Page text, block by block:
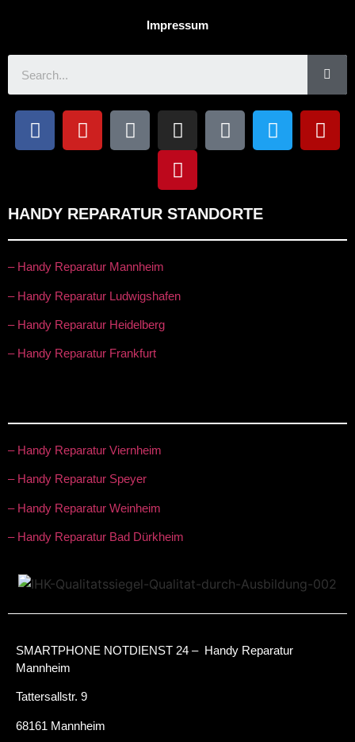
Impressum
HANDY REPARATUR STANDORTE
– Handy Reparatur Mannheim
– Handy Reparatur Ludwigshafen
– Handy Reparatur Heidelberg
– Handy Reparatur Frankfurt
– Handy Reparatur Viernheim
– Handy Reparatur Speyer
– Handy Reparatur Weinheim
– Handy Reparatur Bad Dürkheim
SMARTPHONE NOTDIENST 24 – Handy Reparatur
Mannheim
Tattersallstr. 9
68161 Mannheim